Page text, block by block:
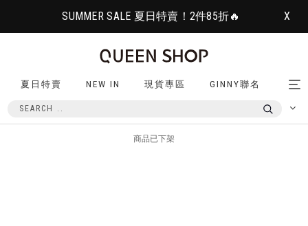
SUMMER SALE 夏日特賣！2件85折🔥 X
夏日特賣 NEW IN 現貨專區 GINNY聯名
商品已下架